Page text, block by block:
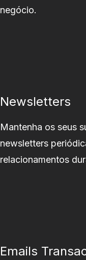
negócio.
Newsletters
Mantenha os seus
newsletters
relacionamentos
Emails